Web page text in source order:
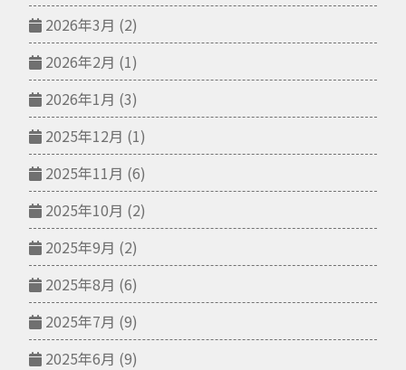
2026年3月 (2)
2026年2月 (1)
2026年1月 (3)
2025年12月 (1)
2025年11月 (6)
2025年10月 (2)
2025年9月 (2)
2025年8月 (6)
2025年7月 (9)
2025年6月 (9)